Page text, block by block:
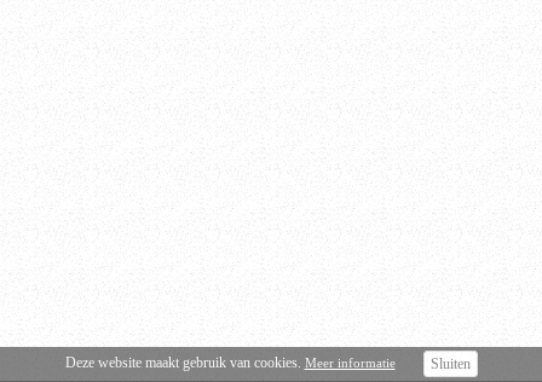
Deze website maakt gebruik van cookies. Meer informatie Sluiten